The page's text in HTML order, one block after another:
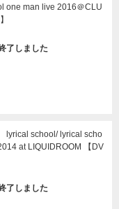
one man live 2016＠CLU
了しました
lyrical school/ lyrical scho
at LIQUIDROOM 【DV
了しました